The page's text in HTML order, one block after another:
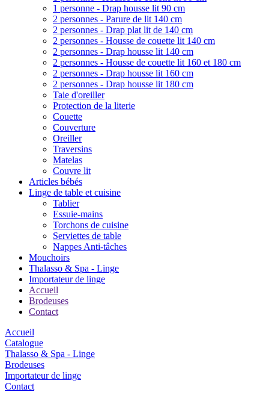
1 personne - Drap housse lit 90 cm
2 personnes - Parure de lit 140 cm
2 personnes - Drap plat lit de 140 cm
2 personnes - Housse de couette lit 140 cm
2 personnes - Drap housse lit 140 cm
2 personnes - Housse de couette lit 160 et 180 cm
2 personnes - Drap housse lit 160 cm
2 personnes - Drap housse lit 180 cm
Taie d'oreiller
Protection de la literie
Couette
Couverture
Oreiller
Traversins
Matelas
Couvre lit
Articles bébés
Linge de table et cuisine
Tablier
Essuie-mains
Torchons de cuisine
Serviettes de table
Nappes Anti-tâches
Mouchoirs
Thalasso & Spa - Linge
Importateur de linge
Accueil
Brodeuses
Contact
Accueil
Catalogue
Thalasso & Spa - Linge
Brodeuses
Importateur de linge
Contact